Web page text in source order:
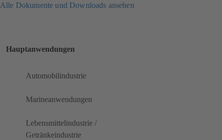
Alle Dokumente und Downloads ansehen
Hauptanwendungen
Automobilindustrie
Marineanwendungen
Lebensmittelindustrie /
Getränkeindustrie